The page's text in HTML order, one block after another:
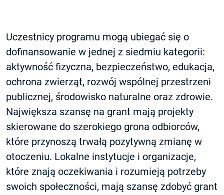
Uczestnicy programu mogą ubiegać się o
dofinansowanie w jednej z siedmiu kategorii:
aktywność fizyczna, bezpieczeństwo, edukacja,
ochrona zwierząt, rozwój wspólnej przestrzeni
publicznej, środowisko naturalne oraz zdrowie.
Największa szansę na grant mają projekty
skierowane do szerokiego grona odbiorców,
które przynoszą trwałą pozytywną zmianę w
otoczeniu. Lokalne instytucje i organizacje,
które znają oczekiwania i rozumieją potrzeby
swoich społeczności, mają szansę zdobyć grant